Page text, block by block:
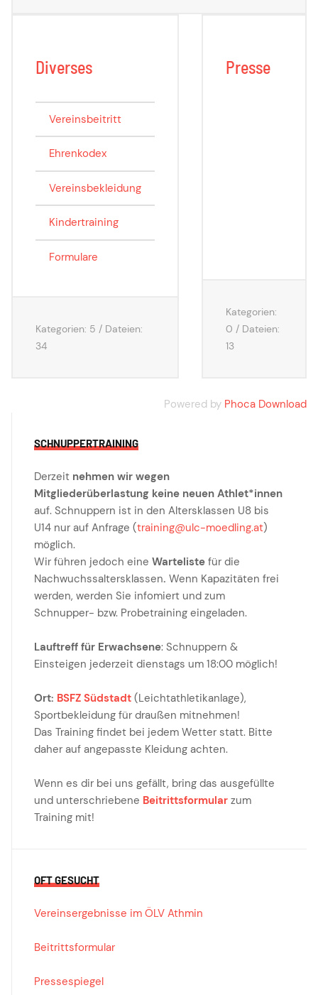
Diverses
Vereinsbeitritt
Ehrenkodex
Vereinsbekleidung
Kindertraining
Formulare
Kategorien: 5 / Dateien:
34
Presse
Kategorien:
0 / Dateien:
13
Powered by Phoca Download
SCHNUPPERTRAINING
Derzeit nehmen wir wegen
Mitgliederüberlastung keine neuen Athlet*innen
auf. Schnuppern ist in den Altersklassen U8 bis
U14 nur auf Anfrage (training@ulc-moedling.at)
möglich.
Wir führen jedoch eine Warteliste für die
Nachwuchssaltersklassen. Wenn Kapazitäten frei
werden, werden Sie infomiert und zum
Schnupper- bzw. Probetraining eingeladen.
Lauftreff für Erwachsene: Schnuppern &
Einsteigen jederzeit dienstags um 18:00 möglich!
Ort: BSFZ Südstadt (Leichtathletikanlage),
Sportbekleidung für draußen mitnehmen!
Das Training findet bei jedem Wetter statt. Bitte
daher auf angepasste Kleidung achten.
Wenn es dir bei uns gefällt, bring das ausgefüllte
und unterschriebene Beitrittsformular zum
Training mit!
OFT GESUCHT
Vereinsergebnisse im ÖLV Athmin
Beitrittsformular
Pressespiegel